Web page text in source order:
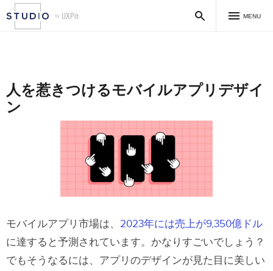
MENU
人を惹きつけるモバイルアプリデザイ
ン
モバイルアプリ市場は、 2023年には売上が9,350億ドル
に達すると予測されています。かなりすごいでしょう？
でもそうなるには、アプリのデザインが見た目に美しい